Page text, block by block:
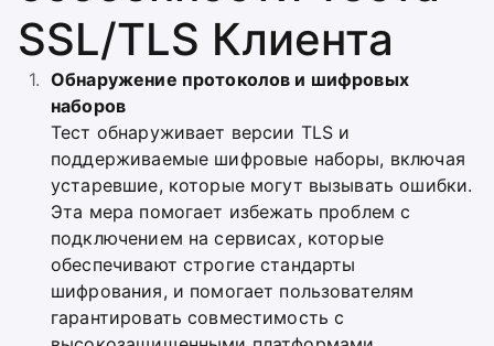
SSL/TLS Клиента
Обнаружение протоколов и шифровых
наборов
Тест обнаруживает версии TLS и
поддерживаемые шифровые наборы, включая
устаревшие, которые могут вызывать ошибки.
Эта мера помогает избежать проблем с
подключением на сервисах, которые
обеспечивают строгие стандарты
шифрования, и помогает пользователям
гарантировать совместимость с